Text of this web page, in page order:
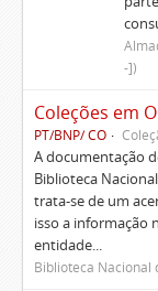
-])
Coleções em
PT/BNP/ CO
A documentação
Biblioteca
trata-se de um
isso a informação
entidade...
Biblioteca Nacional